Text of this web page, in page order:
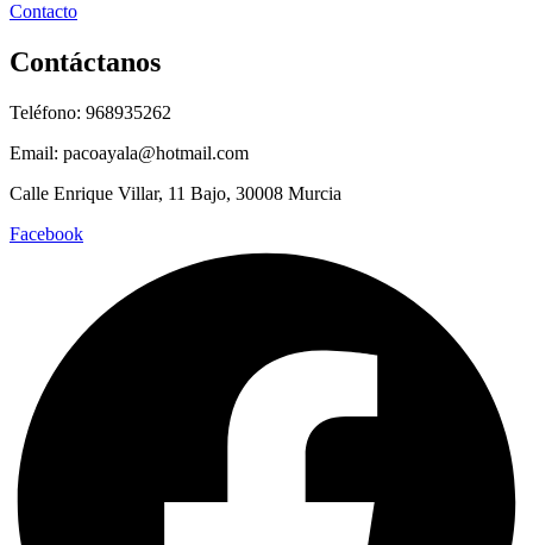
Contacto
Contáctanos
Teléfono: 968935262
Email: pacoayala@hotmail.com
Calle Enrique Villar, 11 Bajo, 30008 Murcia
Facebook